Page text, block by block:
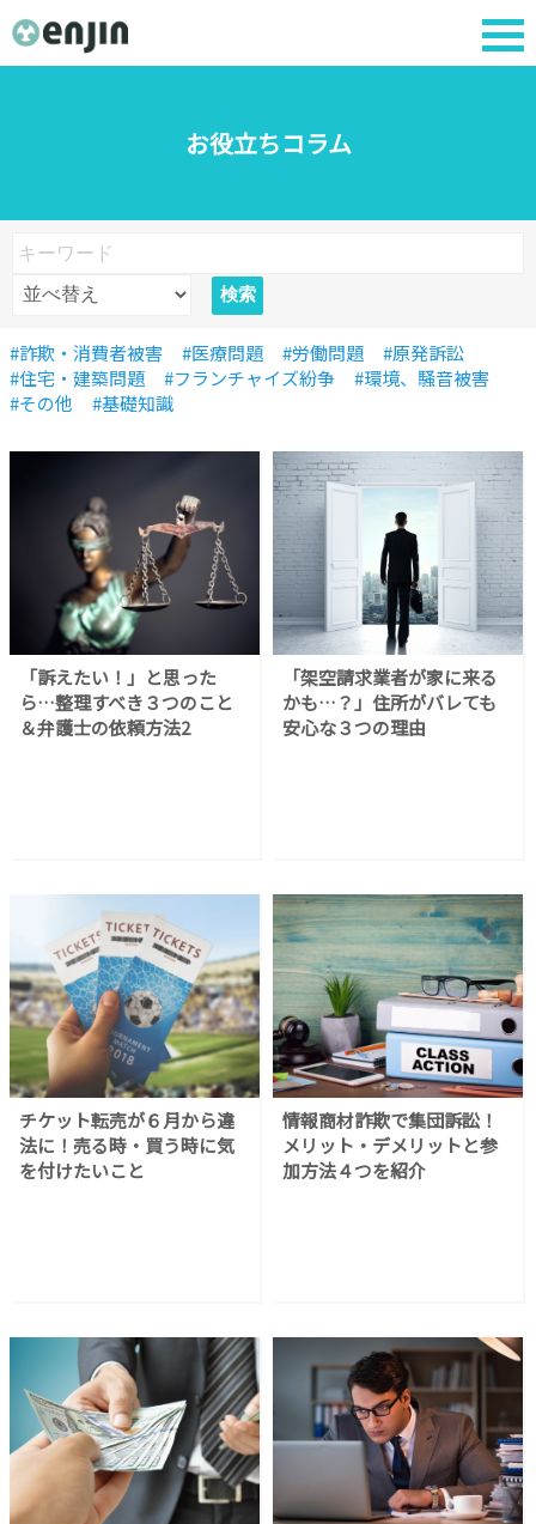
お役立ちコラム
#詐欺・消費者被害 #医療問題 #労働問題
#原発訴訟
#住宅・建築問題
#フランチャイズ紛争
#環境、騒音被害
#その他
#基礎知識
「訴えたい！」と思った
ら…整理すべき３つのこと
＆弁護士の依頼方法2
「架空請求業者が家に来る
かも…？」住所がバレても
安心な３つの理由
チケット転売が６月から違
法に！売る時・買う時に気
を付けたいこと
情報商材詐欺で集団訴訟！
メリット・デメリットと参
加方法４つを紹介